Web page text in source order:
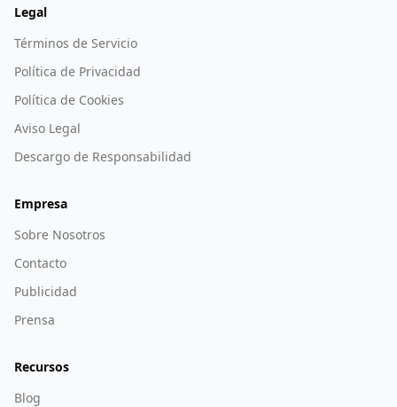
Legal
Términos de Servicio
Política de Privacidad
Política de Cookies
Aviso Legal
Descargo de Responsabilidad
Empresa
Sobre Nosotros
Contacto
Publicidad
Prensa
Recursos
Blog